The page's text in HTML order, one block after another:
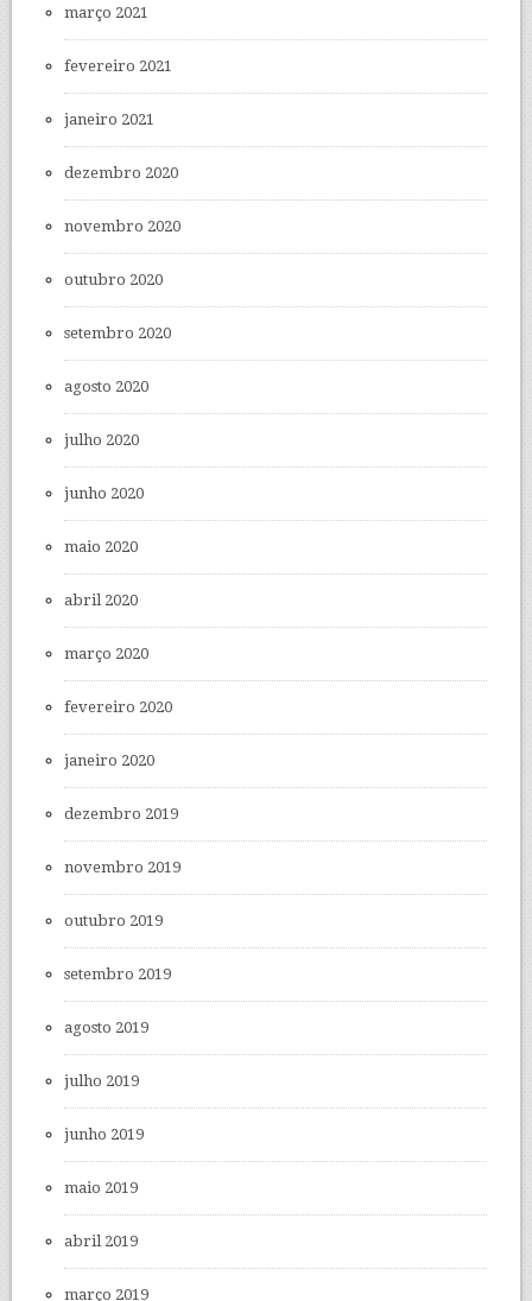
março 2021
fevereiro 2021
janeiro 2021
dezembro 2020
novembro 2020
outubro 2020
setembro 2020
agosto 2020
julho 2020
junho 2020
maio 2020
abril 2020
março 2020
fevereiro 2020
janeiro 2020
dezembro 2019
novembro 2019
outubro 2019
setembro 2019
agosto 2019
julho 2019
junho 2019
maio 2019
abril 2019
março 2019